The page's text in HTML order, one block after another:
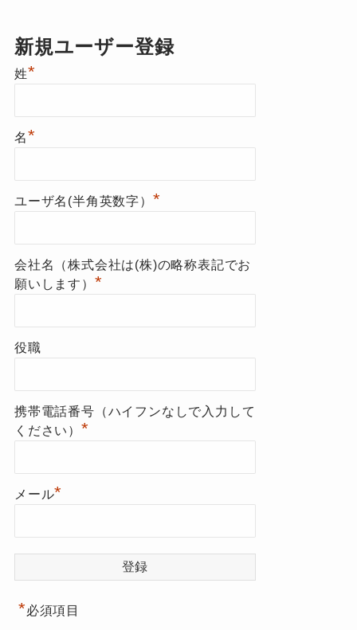
新規ユーザー登録
姓*
名*
ユーザ名(半角英数字） *
会社名（株式会社は(株)の略称表記でお
願いします） *
役職
携帯電話番号（ハイフンなしで入力して
ください） *
メール*
*必須項目